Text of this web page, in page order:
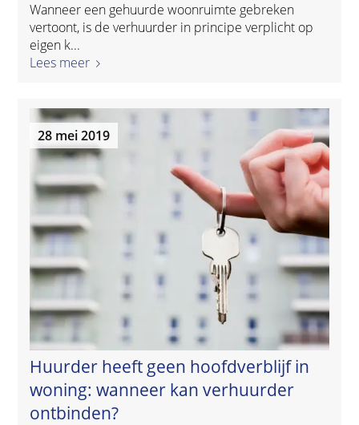
Wanneer een gehuurde woonruimte gebreken
vertoont, is de verhuurder in principe verplicht op
eigen k...
Lees meer
Huurder heeft geen hoofdverblijf in
woning: wanneer kan verhuurder
ontbinden?
28 mei 2019